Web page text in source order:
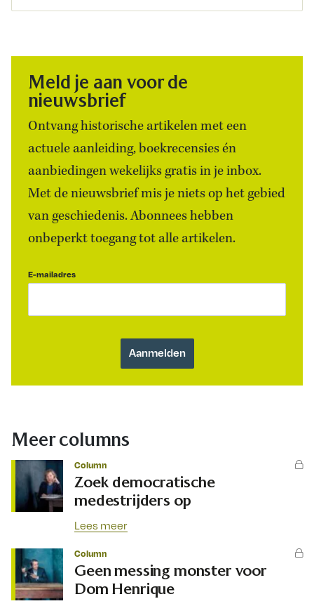
Meld je aan voor de
nieuwsbrief
Ontvang historische artikelen met een
actuele aanleiding, boekrecensies én
aanbiedingen wekelijks gratis in je inbox.
Met de nieuwsbrief mis je niets op het gebied
van geschiedenis. Abonnees hebben
onbeperkt toegang tot alle artikelen.
E-mailadres
Meer columns
Column
Zoek democratische
medestrijders op
Lees meer
Column
Geen messing monster voor
Dom Henrique